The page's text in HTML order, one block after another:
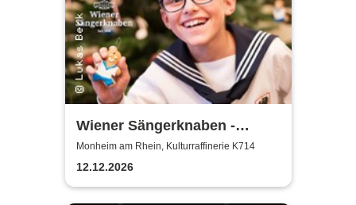
Wiener Sängerknaben -
Weihnachtskonzert
Monheim am Rhein, Kulturraffinerie K714
12.12.2026